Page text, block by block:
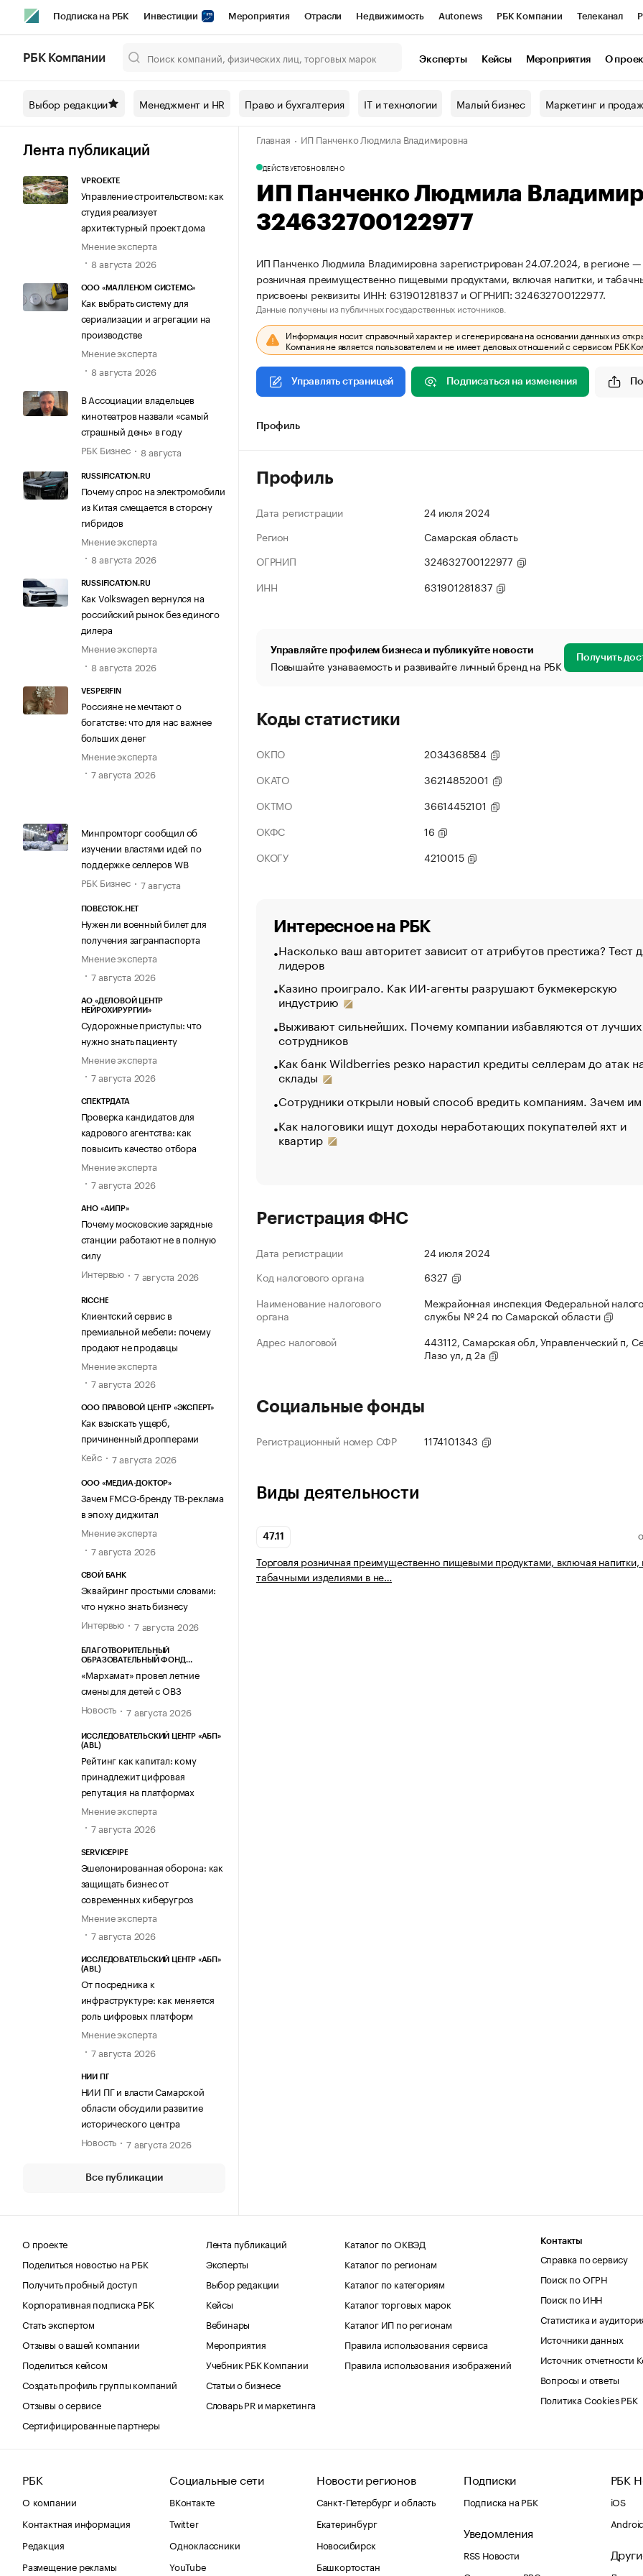
Подписка на РБК Инвестиции Мероприятия Отрасли Недвижимость Autonews РБК Компании Телеканал
Спецпроекты СПб Конференции СПб Спецпроекты Проверка контрагентов
Технологии и медиа Рынок наличной валюты
РБК Компании Эксперты Кейсы Мероприятия О
Выбор редакции Менеджмент и HR Право и бухгалтерия IT и технологии Малый бизнес Маркетинг и
Лента публикаций
VPROEKTE
Управление строительством: как
студия реализует
архитектурный проект дома
Мнение эксперта
8 августа 2026
ООО «МАЛЛЕНОМ СИСТЕМС»
Как выбрать систему для
сериализации и агрегации на
производстве
Мнение эксперта
8 августа 2026
В Ассоциации владельцев
кинотеатров назвали «самый
страшный день» в году
РБК Бизнес
8 августа
RUSSIFICATION.RU
Почему спрос на электромобили
из Китая смещается в сторону
гибридов
Мнение эксперта
8 августа 2026
RUSSIFICATION.RU
Как Volkswagen вернулся на
российский рынок без единого
дилера
Мнение эксперта
8 августа 2026
VESPERFIN
Россияне не мечтают о
богатстве: что для нас важнее
больших денег
Мнение эксперта
7 августа 2026
Минпромторг сообщил об
изучении властями идей по
поддержке селлеров WB
РБК Бизнес
7 августа
ПОВЕСТОК.НЕТ
Нужен ли военный билет для
получения загранпаспорта
Мнение эксперта
7 августа 2026
АО «ДЕЛОВОЙ ЦЕНТР
НЕЙРОХИРУРГИИ»
Судорожные приступы: что
нужно знать пациенту
Мнение эксперта
7 августа 2026
СПЕКТРДАТА
Проверка кандидатов для
кадрового агентства: как
повысить качество отбора
Мнение эксперта
7 августа 2026
АНО «АИПР»
Почему московские зарядные
станции работают не в полную
силу
Интервью
7 августа 2026
RICCHE
Клиентский сервис в
премиальной мебели: почему
продают не продавцы
Мнение эксперта
7 августа 2026
ООО ПРАВОВОЙ ЦЕНТР «ЭКСПЕРТ»
Как взыскать ущерб,
причиненный дропперами
Кейс
7 августа 2026
ООО «МЕДИА-ДОКТОР»
Зачем FMCG-бренду ТВ-реклама
в эпоху диджитал
Мнение эксперта
7 августа 2026
СВОЙ БАНК
Эквайринг простыми словами:
что нужно знать бизнесу
Интервью
7 августа 2026
БЛАГОТВОРИТЕЛЬНЫЙ
ОБРАЗОВАТЕЛЬНЫЙ ФОНД
«Мархамат» провел летние
смены для детей с ОВЗ
Новость
7 августа 2026
ИССЛЕДОВАТЕЛЬСКИЙ ЦЕНТР «АБП»
(ABL)
Рейтинг как капитал: кому
принадлежит цифровая
репутация на платформах
Мнение эксперта
7 августа 2026
SERVICEPIPE
Эшелонированная оборона: как
защищать бизнес от
современных киберугроз
Мнение эксперта
7 августа 2026
ИССЛЕДОВАТЕЛЬСКИЙ ЦЕНТР «АБП»
(ABL)
От посредника к
инфраструктуре: как меняется
роль цифровых платформ
Мнение эксперта
7 августа 2026
НИИ ПГ
НИИ ПГ и власти Самарской
области обсудили развитие
исторического центра
Новость
7 августа 2026
Все публикации
Главная ИП Панченко Людмила Владимировна
ДЕЙСТВУЕТОБНОВЛЕНО
ИП Панченко Людмила
324632700122977
ИП Панченко Людмила Владимировна зарегистрирован 24.07.2024, в регионе
розничная преимущественно пищевыми продуктами, включая напитки, и
присвоены реквизиты ИНН: 631901281837 и ОГРНИП: 324632700122977.
Данные получены из публичных государственных источников.
Информация носит справочный характер и сгенерирована на основании данных из
Компания не является пользователем и не имеет деловых отношений с сервисом РБК
Управлять страницей Подписаться на изменения
Профиль
Профиль
Дата регистрации
24 июля 2024
Регион
Самарская область
ОГРНИП
324632700122977
ИНН
631901281837
Управляйте профилем бизнеса и публикуйте новости
Повышайте узнаваемость и развивайте личный бренд на РБК Получить
Коды статистики
ОКПО
2034368584
ОКАТО
36214852001
ОКТМО
36614452101
ОКФС
16
ОКОГУ
4210015
Интересное на РБК
Насколько ваш авторитет зависит от атрибутов престижа? Тест
лидеров
Казино проиграло. Как ИИ-агенты разрушают букмекерскую
индустрию
Выживают сильнейших. Почему компании избавляются от лучших
сотрудников
Как банк Wildberries резко нарастил кредиты селлерам до атак
склады
Сотрудники открыли новый способ вредить компаниям. Зачем
Как налоговики ищут доходы неработающих покупателей яхт и
квартир
Регистрация ФНС
Дата регистрации
24 июля 2024
Код налогового органа
6327
Наименование налогового
органа
Межрайонная инспекция Федеральной
службы № 24 по Самарской области
Адрес налоговой
443112, Самарская обл, Управленческий п,
Лазо ул, д 2а
Социальные фонды
Регистрационный номер СФР 1174101343
Виды деятельности
47.11
Торговля розничная преимущественно пищевыми продуктами, включая напитки,
табачными изделиями в не…
О проекте
Поделиться новостью на РБК
Получить пробный доступ
Корпоративная подписка РБК
Стать экспертом
Отзывы о вашей компании
Поделиться кейсом
Создать профиль группы компаний
Отзывы о сервисе
Сертифицированные партнеры
Лента публикаций
Эксперты
Выбор редакции
Кейсы
Вебинары
Мероприятия
Учебник РБК Компании
Статьи о бизнесе
Словарь PR и маркетинга
Каталог по ОКВЭД
Каталог по регионам
Каталог по категориям
Каталог торговых марок
Каталог ИП по регионам
Правила использования сервиса
Правила использования изображений
Контакты
Справка по сервису
Поиск по ОГРН
Поиск по ИНН
Статистика и
Источники данных
Источник отчетности
Вопросы и ответы
Политика Cookies РБК
РБК
О компании
Контактная информация
Редакция
Размещение рекламы
Социальные сети
ВКонтакте
Twitter
Одноклассники
YouTube
Новости регионов
Санкт-Петербург и область
Екатеринбург
Новосибирск
Башкортостан
Подписки
Подписка на РБК
Уведомления
RSS Новости
РБК
iOS